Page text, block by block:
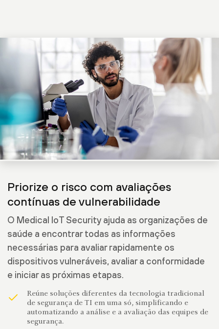
Priorize o risco com avaliações
contínuas de vulnerabilidade
O Medical IoT Security ajuda as organizações de
saúde a encontrar todas as informações
necessárias para avaliar rapidamente os
dispositivos vulneráveis, avaliar a conformidade
e iniciar as próximas etapas.
Reúne soluções diferentes da tecnologia tradicional
de segurança de TI em uma só, simplificando e
automatizando a análise e a avaliação das equipes de
segurança.